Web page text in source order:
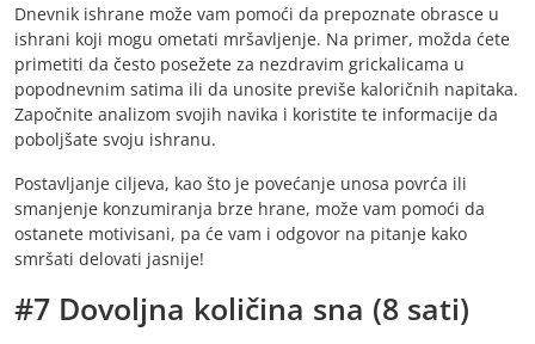
Dnevnik ishrane može vam pomoći da prepoznate obrasce u
ishrani koji mogu ometati mršavljenje. Na primer, možda ćete
primetiti da često posežete za nezdravim grickalicama u
popodnevnim satima ili da unosite previše kaloričnih napitaka.
Započnite analizom svojih navika i koristite te informacije da
poboljšate svoju ishranu.
Postavljanje ciljeva, kao što je povećanje unosa povrća ili
smanjenje konzumiranja brze hrane, može vam pomoći da
ostanete motivisani, pa će vam i odgovor na pitanje kako
smršati delovati jasnije!
#7 Dovoljna količina sna (8 sati)